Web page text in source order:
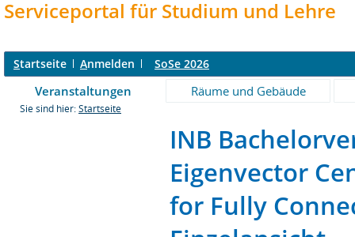
Serviceportal für Studium und Lehre
Startseite Anmelden SoSe 2026
Veranstaltungen Räume und Gebäude
Sie sind hier: Startseite
INB
Eigenvector
for Fully